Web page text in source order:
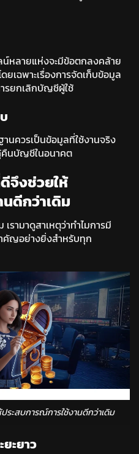
หลายแห่งจะมีข้อตกลงคล้าย
เฉพาะเรื่องการจัดเก็บข้อมูล
รยกเลิกบัญชีผู้ใช้
นควรเป็นข้อมูลที่ใช้งานจริง
คืนบัญชีในอนาคต
จึงช่วยให้
ดีกว่าเดิม
ามาดูสาเหตุว่าทำไมการมี
คัญอย่างยิ่งสำหรับทุก
ระสบการณ์การใช้งานดีกว่าเดิม
ยะยาว